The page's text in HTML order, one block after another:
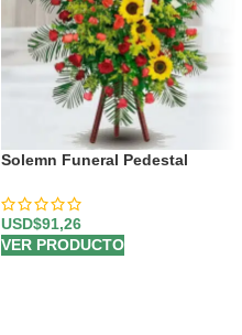
Solemn Funeral Pedestal
USD$91,26
VER PRODUCTO